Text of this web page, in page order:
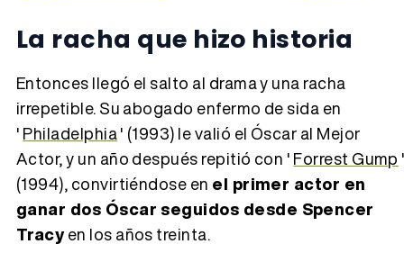
La racha que hizo historia
Entonces llegó el salto al drama y una racha
irrepetible. Su abogado enfermo de sida en
'Philadelphia' (1993) le valió el Óscar al Mejor
Actor, y un año después repitió con 'Forrest Gump
(1994), convirtiéndose en el primer actor en
ganar dos Óscar seguidos desde Spencer
Tracyen los años treinta.